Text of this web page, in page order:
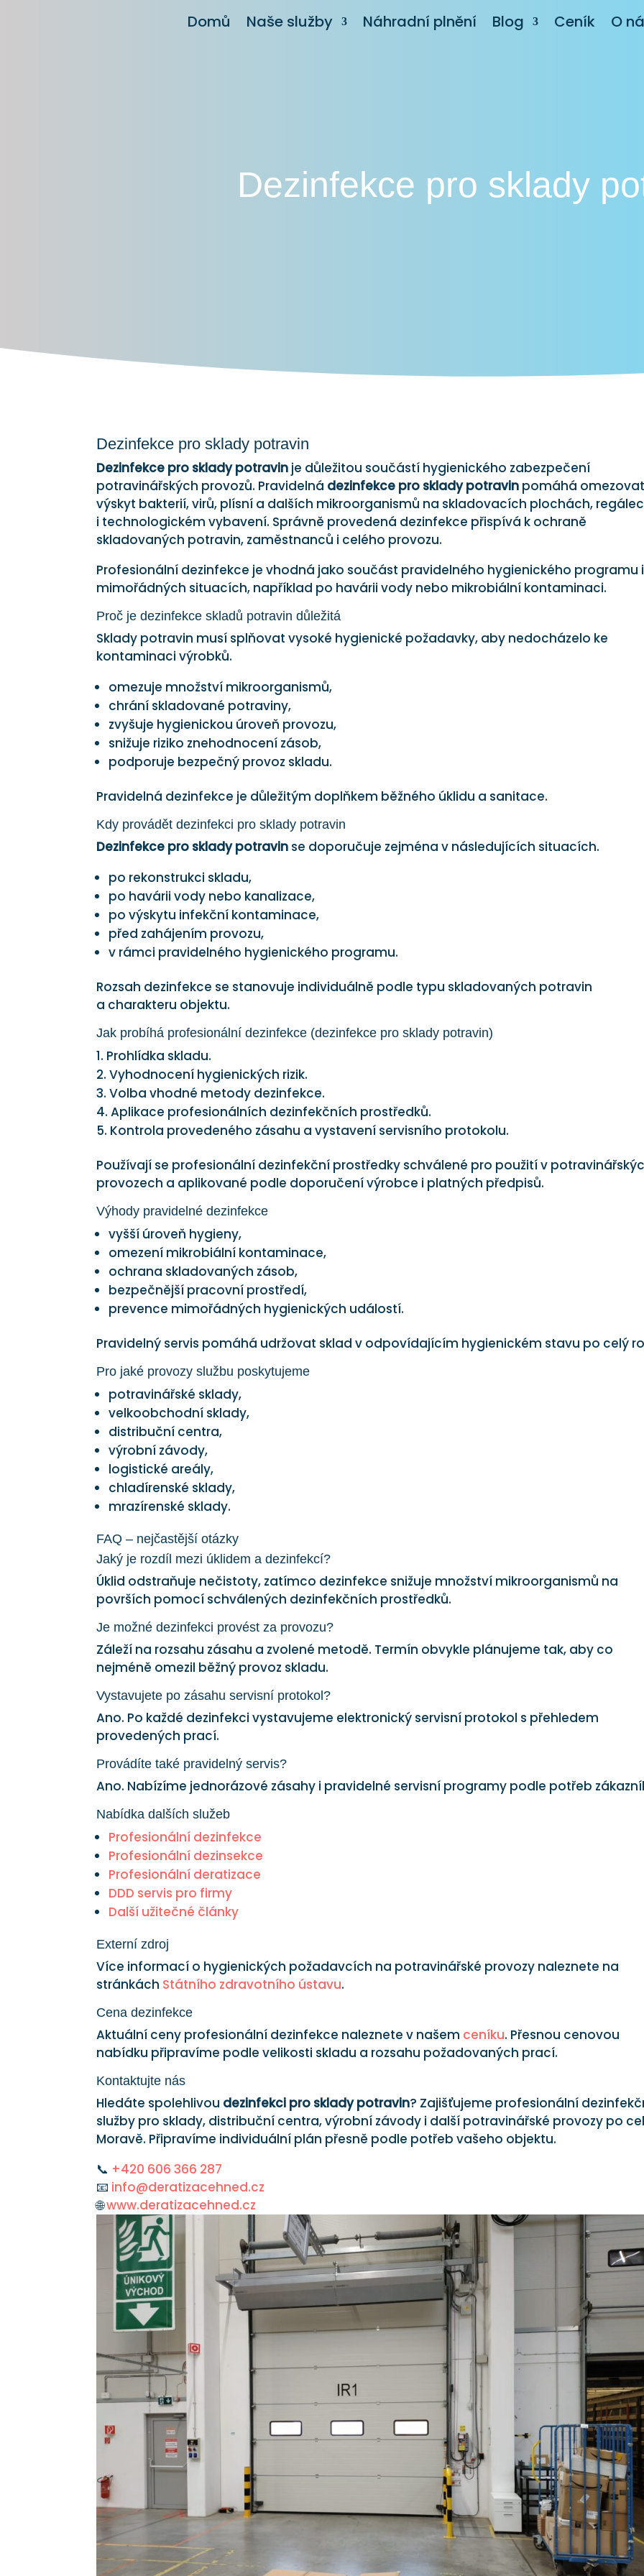
Domů Naše služby Náhradní plnění Blog Ceník O
Dezinfekce pro sklady
Dezinfekce pro sklady potravin
Dezinfekce pro sklady potravin je důležitou součástí hygienického zabezpečení
potravinářských provozů. Pravidelná dezinfekce pro sklady potravin pomáhá
výskyt bakterií, virů, plísní a dalších mikroorganismů na skladovacích plochách,
i technologickém vybavení. Správně provedená dezinfekce přispívá k ochraně
skladovaných potravin, zaměstnanců i celého provozu.
Profesionální dezinfekce je vhodná jako součást pravidelného hygienického programu
mimořádných situacích, například po havárii vody nebo mikrobiální kontaminaci.
Proč je dezinfekce skladů potravin důležitá
Sklady potravin musí splňovat vysoké hygienické požadavky, aby nedocházelo ke
kontaminaci výrobků.
omezuje množství mikroorganismů,
chrání skladované potraviny,
zvyšuje hygienickou úroveň provozu,
snižuje riziko znehodnocení zásob,
podporuje bezpečný provoz skladu.
Pravidelná dezinfekce je důležitým doplňkem běžného úklidu a sanitace.
Kdy provádět dezinfekci pro sklady potravin
Dezinfekce pro sklady potravin se doporučuje zejména v následujících situacích.
po rekonstrukci skladu,
po havárii vody nebo kanalizace,
po výskytu infekční kontaminace,
před zahájením provozu,
v rámci pravidelného hygienického programu.
Rozsah dezinfekce se stanovuje individuálně podle typu skladovaných potravin
a charakteru objektu.
Jak probíhá profesionální dezinfekce (dezinfekce pro sklady potravin)
Prohlídka skladu.
Vyhodnocení hygienických rizik.
Volba vhodné metody dezinfekce.
Aplikace profesionálních dezinfekčních prostředků.
Kontrola provedeného zásahu a vystavení servisního protokolu.
Používají se profesionální dezinfekční prostředky schválené pro použití v
provozech a aplikované podle doporučení výrobce i platných předpisů.
Výhody pravidelné dezinfekce
vyšší úroveň hygieny,
omezení mikrobiální kontaminace,
ochrana skladovaných zásob,
bezpečnější pracovní prostředí,
prevence mimořádných hygienických událostí.
Pravidelný servis pomáhá udržovat sklad v odpovídajícím hygienickém stavu po celý
Pro jaké provozy službu poskytujeme
potravinářské sklady,
velkoobchodní sklady,
distribuční centra,
výrobní závody,
logistické areály,
chladírenské sklady,
mrazírenské sklady.
FAQ – nejčastější otázky
Jaký je rozdíl mezi úklidem a dezinfekcí?
Úklid odstraňuje nečistoty, zatímco dezinfekce snižuje množství mikroorganismů na
površích pomocí schválených dezinfekčních prostředků.
Je možné dezinfekci provést za provozu?
Záleží na rozsahu zásahu a zvolené metodě. Termín obvykle plánujeme tak, aby co
nejméně omezil běžný provoz skladu.
Vystavujete po zásahu servisní protokol?
Ano. Po každé dezinfekci vystavujeme elektronický servisní protokol s přehledem
provedených prací.
Provádíte také pravidelný servis?
Ano. Nabízíme jednorázové zásahy i pravidelné servisní programy podle potřeb
Nabídka dalších služeb
Profesionální dezinfekce
Profesionální dezinsekce
Profesionální deratizace
DDD servis pro firmy
Další užitečné články
Externí zdroj
Více informací o hygienických požadavcích na potravinářské provozy naleznete na
stránkách Státního zdravotního ústavu.
Cena dezinfekce
Aktuální ceny profesionální dezinfekce naleznete v našem ceníku. Přesnou cenovou
nabídku připravíme podle velikosti skladu a rozsahu požadovaných prací.
Kontaktujte nás
Hledáte spolehlivou dezinfekci pro sklady potravin? Zajišťujeme profesionální
služby pro sklady, distribuční centra, výrobní závody i další potravinářské provozy po
Moravě. Připravíme individuální plán přesně podle potřeb vašeho objektu.
📞 +420 606 366 287
📧 info@deratizacehned.cz
🌐www.deratizacehned.cz